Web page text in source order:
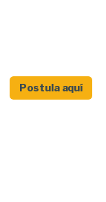
Postula aquí